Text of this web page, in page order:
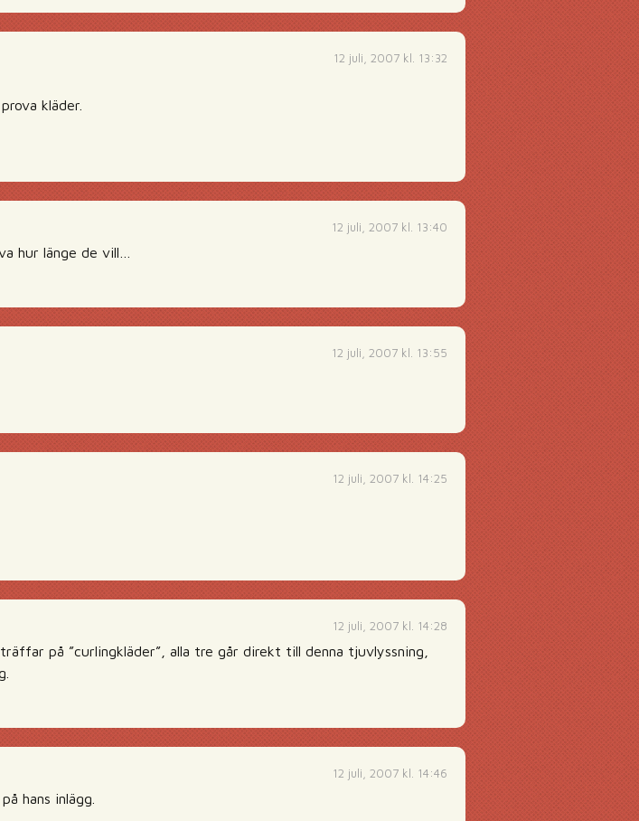
12 juli, 2007 kl. 13:32
kläder.
12 juli, 2007 kl. 13:40
hur länge de vill…
12 juli, 2007 kl. 13:55
12 juli, 2007 kl. 14:25
12 juli, 2007 kl. 14:28
på ”curlingkläder”, alla tre går direkt till denna tjuvlyssning,
12 juli, 2007 kl. 14:46
hans inlägg.